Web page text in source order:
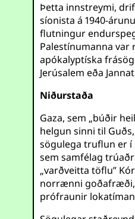
Þetta innstreymi,
síonista á 1940-
flutningur
Palestínumanna
apókalyptíska
Jerúsalem eða
Niðurstaða
Gaza, sem „búðir
helgun sinni til
sögulega truflun er í
sem samfélag
„varðveitta töflu”
norrænni goðafræði,
prófraunir